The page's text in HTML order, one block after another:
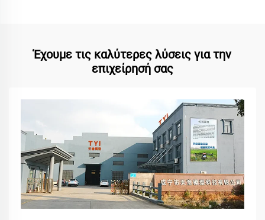
Έχουμε τις καλύτερες λύσεις για την
επιχείρησή σας